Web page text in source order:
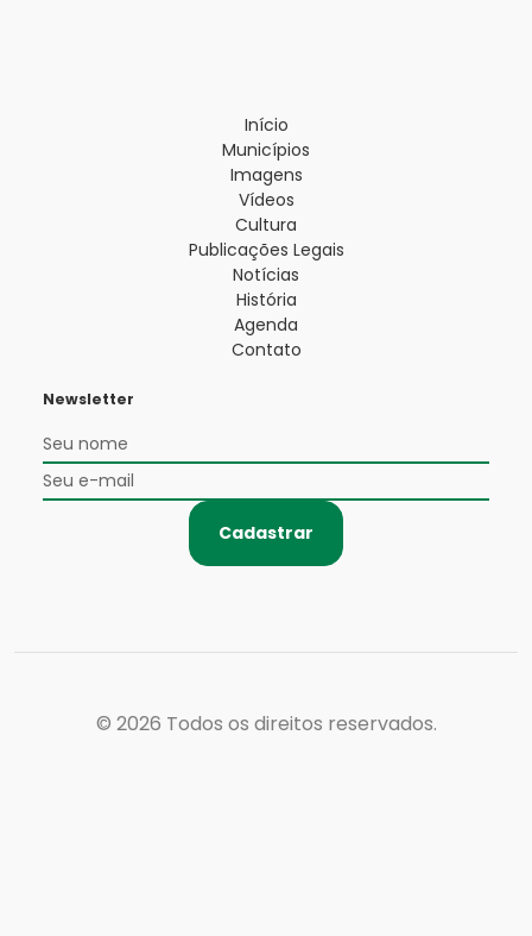
Início
Municípios
Imagens
Vídeos
Cultura
Publicações Legais
Notícias
História
Agenda
Contato
Newsletter
Cadastrar
© 2026 Todos os direitos reservados.